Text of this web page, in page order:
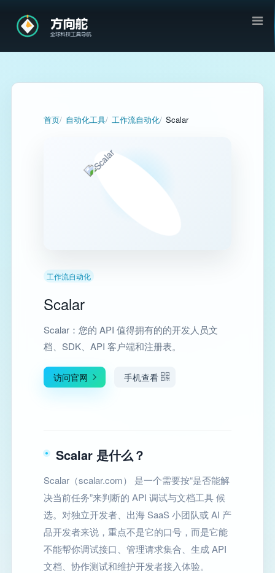
首页 自动化工具 工作流自动化 Scalar
工作流自动化
Scalar
Scalar：您的 API 值得拥有的的开发人员文
档、SDK、API 客户端和注册表。
访问官网 手机查看
Scalar 是什么？
Scalar（scalar.com） 是一个需要按“是否能解
决当前任务”来判断的 API 调试与文档工具 候
选。对独立开发者、出海 SaaS 小团队或 AI 产
品开发者来说，重点不是它的口号，而是它能
不能帮你调试接口、管理请求集合、生成 API
文档、协作测试和维护开发者接入体验。